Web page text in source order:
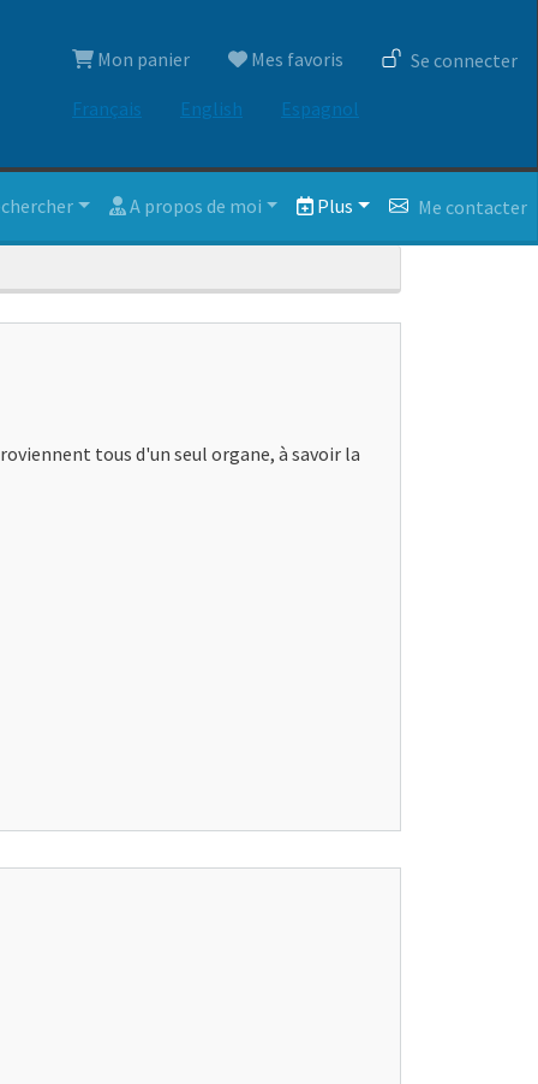
Menu du compte de l'utilisateur
Mon panier Mes favoris
Se connecter
Français
English Espagnol
A propos de moi Plus Me contacter
tous d'un seul organe, à savoir la